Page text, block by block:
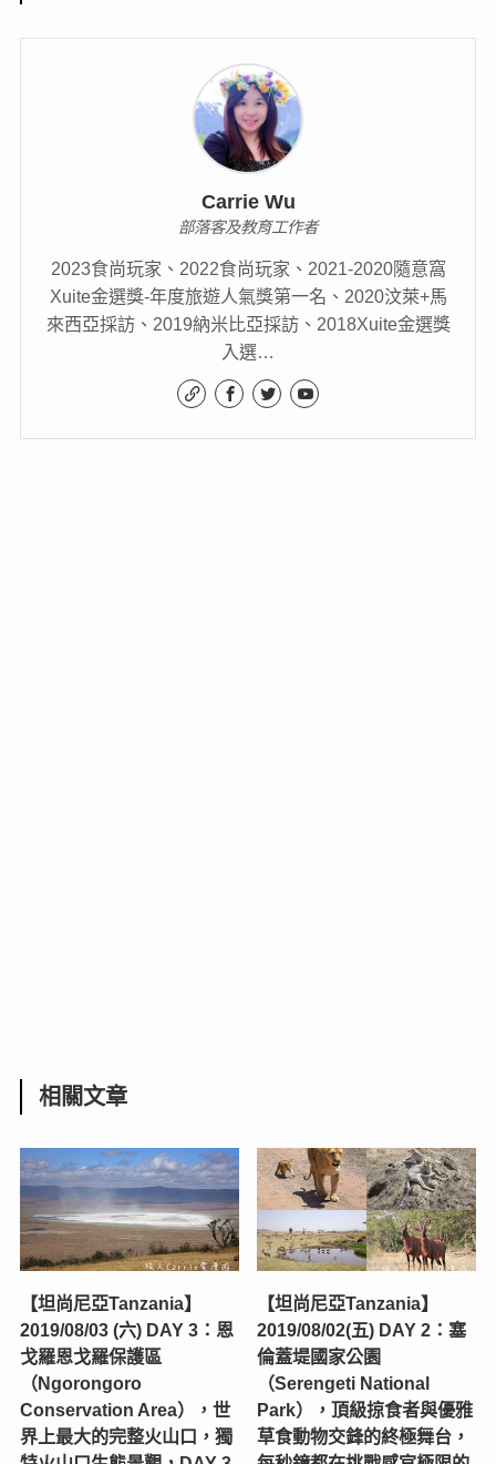
Carrie Wu
部落客及教育工作者
2023食尚玩家、2022食尚玩家、2021-2020隨意窩
Xuite金選獎-年度旅遊人氣獎第一名、2020汶萊+馬
來西亞採訪、2019納米比亞採訪、2018Xuite金選獎
入選…
相關文章
【坦尚尼亞Tanzania】
2019/08/03 (六) DAY 3：恩
戈羅恩戈羅保護區
（Ngorongoro
Conservation Area），世
界上最大的完整火山口，獨
【坦尚尼亞Tanzania】
2019/08/02(五) DAY 2：塞
倫蓋堤國家公園
（Serengeti National
Park），頂級掠食者與優雅
草食動物交鋒的終極舞台，